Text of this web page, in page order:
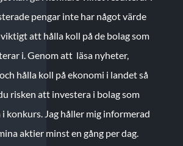
pengar inte har något värde
att hålla koll på de bolag som
i. Genom att läsa nyheter,
hålla koll på ekonomi i landet så
risken att investera i bolag som
konkurs. Jag håller mig informerad
aktier minst en gång per dag.